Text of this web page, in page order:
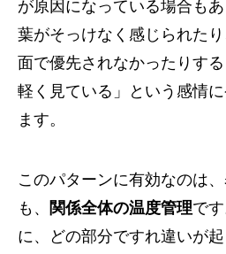
が原因になっている場合も
葉がそっけなく感じられた
面で優先されなかったりす
軽く見ている」という感情
ます。
このパターンに有効なのは
も、 関係全体の温度管理で
に、どの部分ですれ違いが